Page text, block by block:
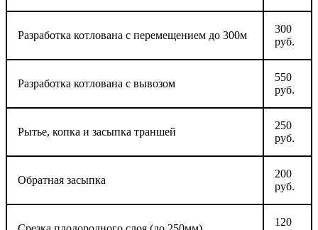
Разработка котлована с перемещением до 300м
300
руб.
Разработка котлована с вывозом
550
руб.
Рытье, копка и засыпка траншей
250
руб.
Обратная засыпка
200
руб.
120